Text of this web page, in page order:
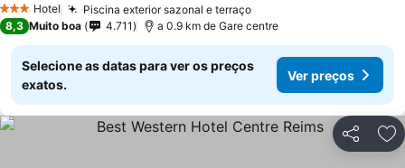
3 EstrelasHotel Piscina exterior sazonal e terraço
8,3 Muito boa 4.711 a 0.9 km de Gare centre
Selecione as datas para ver os preços
exatos.
Ver preços
Partilhar